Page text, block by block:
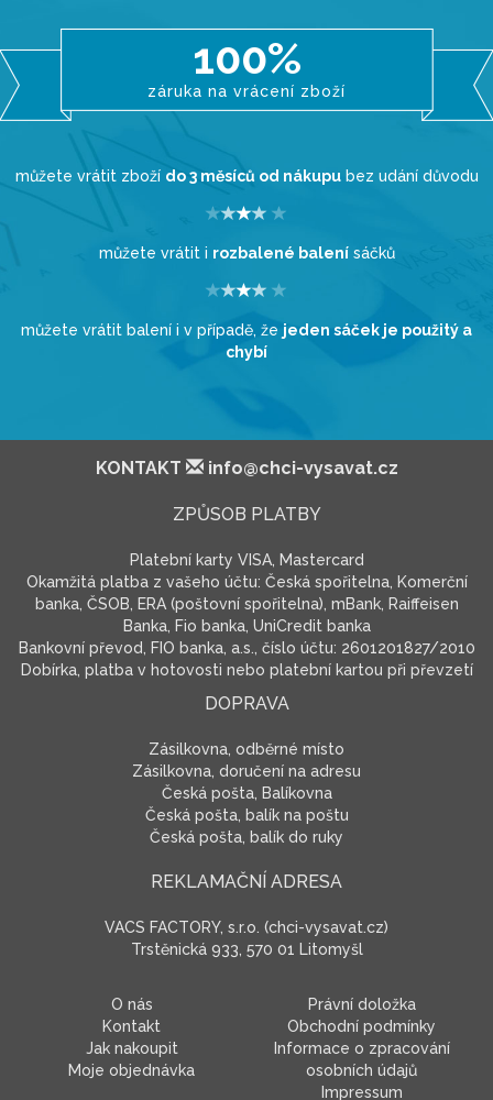
100%
záruka na vrácení zboží
můžete vrátit zboží do 3 měsíců od nákupubez udání důvodu
můžete vrátit i rozbalené balenísáčků
můžete vrátit balení i v případě, že jeden sáček je použitý a
chybí
KONTAKT info@chci-vysavat.cz
ZPŮSOB PLATBY
Platební karty VISA, Mastercard
Okamžitá platba z vašeho účtu: Česká spořitelna, Komerční
banka, ČSOB, ERA (poštovní spořitelna), mBank, Raiffeisen
Banka, Fio banka, UniCredit banka
Bankovní převod, FIO banka, a.s., číslo účtu: 2601201827/2010
Dobírka, platba v hotovosti nebo platební kartou při převzetí
DOPRAVA
Zásilkovna, odběrné místo
Zásilkovna, doručení na adresu
Česká pošta, Balíkovna
Česká pošta, balík na poštu
Česká pošta, balík do ruky
REKLAMAČNÍ ADRESA
VACS FACTORY, s.r.o. (chci-vysavat.cz)
Trstěnická 933, 570 01 Litomyšl
O nás
Kontakt
Jak nakoupit
Moje objednávka
Právní doložka
Obchodní podmínky
Informace o zpracování
osobních údajů
Impressum